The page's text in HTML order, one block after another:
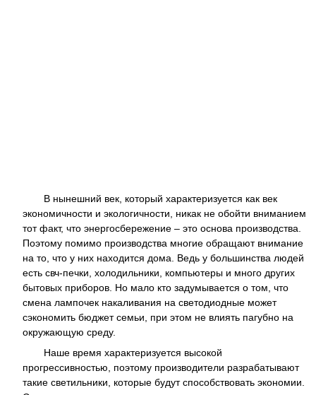
В нынешний век, который характеризуется как век
экономичности и экологичности, никак не обойти вниманием
тот факт, что энергосбережение – это основа производства.
Поэтому помимо производства многие обращают внимание
на то, что у них находится дома. Ведь у большинства людей
есть свч-печки, холодильники, компьютеры и много других
бытовых приборов. Но мало кто задумывается о том, что
смена лампочек накаливания на светодиодные может
сэкономить бюджет семьи, при этом не влиять пагубно на
окружающую среду.
Наше время характеризуется высокой
прогрессивностью, поэтому производители разрабатывают
такие светильники, которые будут способствовать экономии.